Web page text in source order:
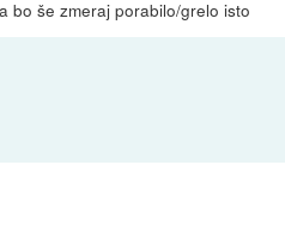
bo še zmeraj porabilo/grelo isto